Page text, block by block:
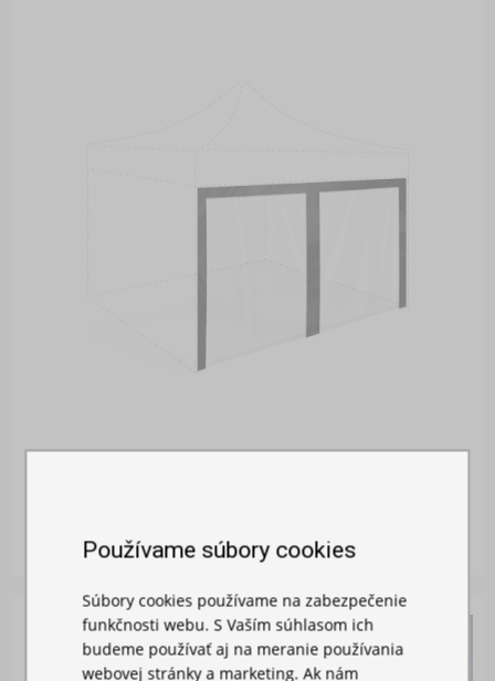
26,00 €
Používame súbory cookies
Súbory cookies používame na zabezpečenie
funkčnosti webu. S Vaším súhlasom ich
budeme používať aj na meranie používania
webovej stránky a marketing. Ak nám